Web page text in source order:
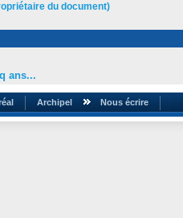
du document)
ans...
Archipel Nous écrire